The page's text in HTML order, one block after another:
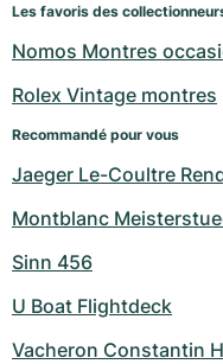
Les favoris des
Nomos Montres
Rolex Vintage montres
Recommandé pour vous
Jaeger Le-Coultre
Montblanc
Sinn 456
U Boat Flightdeck
Vacheron Constantin